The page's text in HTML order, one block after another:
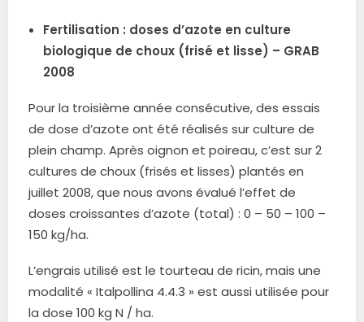
Fertilisation : doses d’azote en culture
biologique de choux (frisé et lisse) – GRAB
2008
Pour la troisième année consécutive, des essais
de dose d’azote ont été réalisés sur culture de
plein champ. Après oignon et poireau, c’est sur 2
cultures de choux (frisés et lisses) plantés en
juillet 2008, que nous avons évalué l’effet de
doses croissantes d’azote (total) : 0 – 50 – 100 –
150 kg/ha.
L’engrais utilisé est le tourteau de ricin, mais une
modalité « Italpollina 4.4.3 » est aussi utilisée pour
la dose 100 kg N / ha.